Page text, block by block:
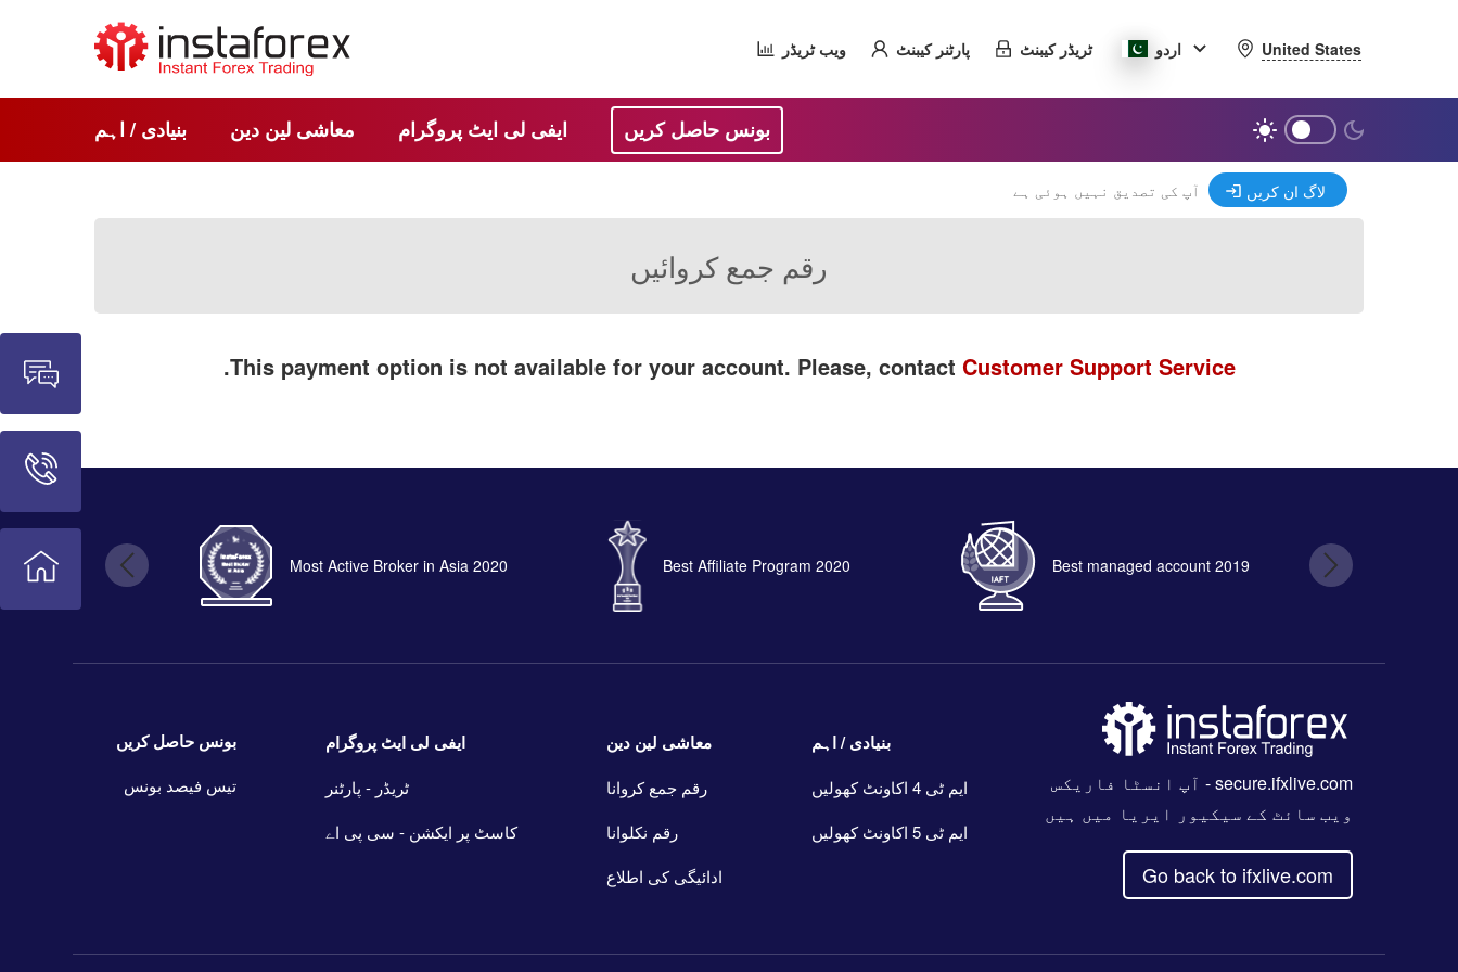
ویب ٹریڈر پارٹنر کیبنٹ ٹریڈر کیبنٹ اردو United States
بنیادی / اہم معاشی لین دین ایفی لی ایٹ پروگرام بونس حاصل کریں
آپ کی تصدیق نہیں ہوئی ہے لاگ ان کریں
رقم جمع کروائیں
This payment option is not available for your account. Please, contact Customer Support Service
.
Most Active Broker in Asia 2020 Best Affiliate Program 2020 Best managed account 2019
secure.ifxlive.com- آپ انسٹا فاریکس
ویب سائٹ کے سیکیور ایریا میں ہیں
Go back to ifxlive.com
بنیادی / اہم
ایم ٹی 4 اکاونٹ کھولیں
ایم ٹی 5 اکاونٹ کھولیں
معاشی لین دین
رقم جمع کروانا
رقم نکلوانا
ادائیگی کی اطلاع
ایفی لی ایٹ پروگرام
ٹریڈر - پارٹنر
کاسٹ پر ایکشن - سی پی اے
بونس حاصل کریں
تیس فیصد بونس